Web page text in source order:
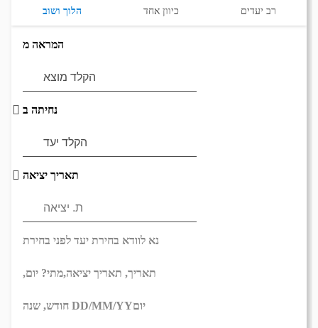
הלוך ושוב כיוון אחד רב יעדים
המראה מ
נחיתה ב
תאריך יציאה
נא לוודא בחירת יעד לפני בחירת
תאריך, תאריך יציאה,מתי? יום,
DD/MM/YYיום